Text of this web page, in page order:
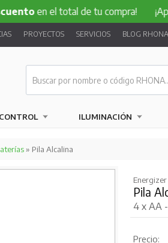
el total de tu compra! ¡Aprovecha
PROYECTOS SERVICIOS BLOG RHONA
ILUMINACIÓN
» Pila Alcalina
Energizer
Pila
4 x AA
Precio: